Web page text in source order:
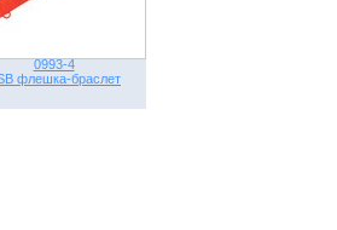
0993-4
флешка-браслет